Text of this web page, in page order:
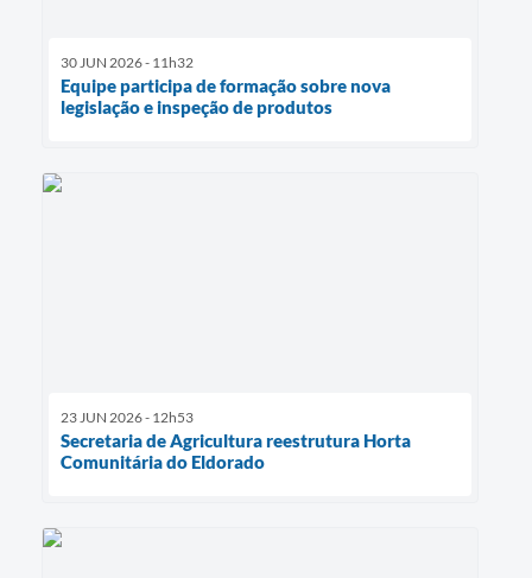
30 JUN 2026 - 11h32
Equipe participa de formação sobre nova
legislação e inspeção de produtos
23 JUN 2026 - 12h53
Secretaria de Agricultura reestrutura Horta
Comunitária do Eldorado